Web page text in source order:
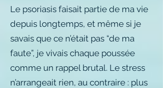
Le psoriasis faisait partie de ma vie
depuis longtemps, et même si je
savais que ce n’était pas “de ma
faute”, je vivais chaque poussée
comme un rappel brutal. Le stress
n’arrangeait rien, au contraire : plus